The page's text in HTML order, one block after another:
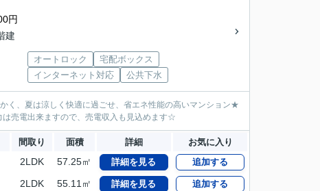
円
建
オートロック
宅配ボックス
インターネット対応
公共下水
、夏は涼しく快適に過ごせ、省エネ性能の高いマンション★
売電出来ますので、売電収入も見込めます☆
間取り 面積 詳細 お気に入り
2LDK 57.25㎡ 詳細を見る 追加する
2LDK 55.11㎡ 詳細を見る 追加する